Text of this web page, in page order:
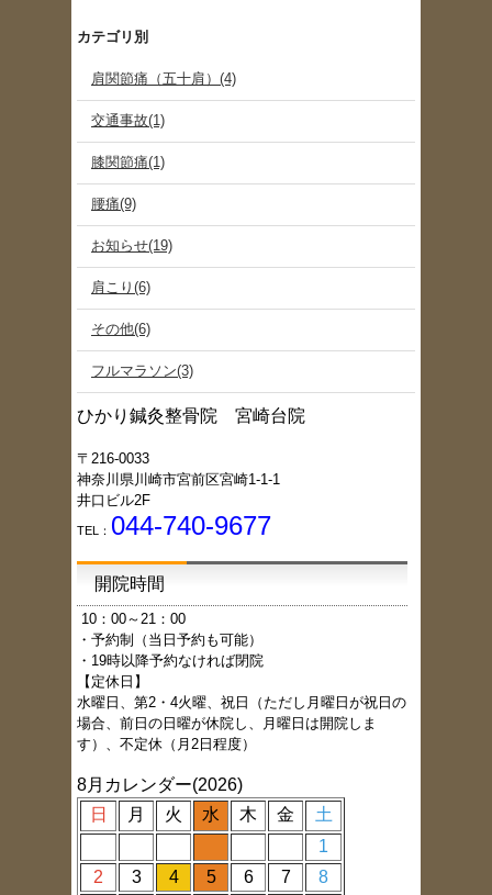
カテゴリ別
肩関節痛（五十肩）(4)
交通事故(1)
膝関節痛(1)
腰痛(9)
お知らせ(19)
肩こり(6)
その他(6)
フルマラソン(3)
ひかり鍼灸整骨院 宮崎台院
〒216-0033
神奈川県川崎市宮前区宮崎1-1-1
井口ビル2F
TEL： 044-740-9677
開院時間
10：00～21：00
・予約制（当日予約も可能）
・19時以降予約なければ閉院
【定休日】
水曜日、第2・4火曜、祝日（ただし月曜日が祝日の
場合、前日の日曜が休院し、月曜日は開院しま
す）、不定休（月2日程度）
8月カレンダー(2026)
日
月 火 水 木 金
土
1
2
3 4 5 6 7
8